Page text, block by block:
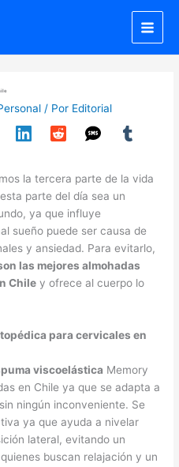
/ Por Editorial
la tercera parte de la vida
parte del día sea un
ya que influye
sueño puede ser causa de
y ansiedad. Para evitarlo,
las mejores almohadas
Chile y ofrece al cuerpo lo
para cervicales en
viscoelástica Memory
en Chile ya que se adapta a
ningún inconveniente. Se
ya que ayuda a nivelar
lateral, evitando un
buscan relajación y un